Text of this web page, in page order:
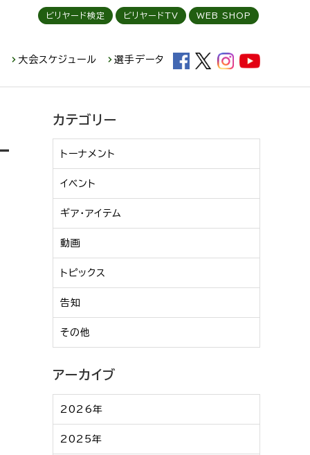
大会スケジュール 選手データ
ビリヤード検定 ビリヤードTV WEB SHOP
カテゴリー
トーナメント
イベント
ギア・アイテム
動画
トピックス
告知
その他
アーカイブ
2026年
2025年